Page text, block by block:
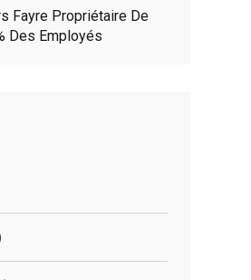
Fayre Propriétaire De
Des Employés